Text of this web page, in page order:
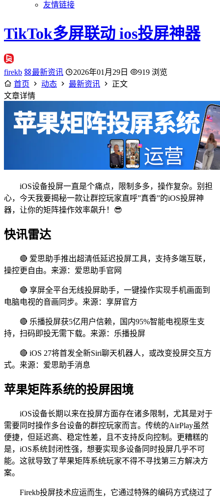
友情链接
TikTok多屏联动 ios投屏神器
firekb 最新资讯 2026年01月29日
919 浏览
首页
动态 最新资讯
正文
文章详情
iOS设备投屏一直是个痛点，限制多多，操作复杂。别担
心，今天我要揭秘一款让群控玩家直呼”真香”的iOS投屏神
器，让你的矩阵操作效率飙升！😎
快讯雷达
🔴 爱思助手推出超清低延迟投屏工具，支持多端互联，
操控更自由。来源：爱思助手官网
🔴 享屏全平台无线投屏助手，一键操作实现手机画面到
电脑电视的音画同步。来源：享屏官方
🔴 乐播投屏获5亿用户信赖，国内95%智能电视原生支
持，扫码即投无需下载。来源：乐播投屏
🔴 iOS 27将首发全新Siri聊天机器人，或改变投屏交互方
式。来源：爱思助手消息
苹果矩阵系统的投屏困境
iOS设备长期以来在投屏方面存在诸多限制，尤其是对于
需要同时操作多台设备的群控玩家而言。传统的AirPlay虽然
便捷，但延迟高、稳定性差，且不支持反向控制。更糟糕的
是，iOS系统封闭性强，想要实现多设备同时投屏几乎不可
能。这就导致了苹果矩阵系统玩家不得不寻找第三方解决方
案。
Firekb投屏技术应运而生，它通过特殊的编码方式绕过了